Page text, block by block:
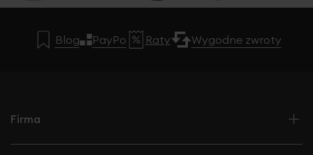
Blog PayPo Raty Wygodne zwroty
Firma